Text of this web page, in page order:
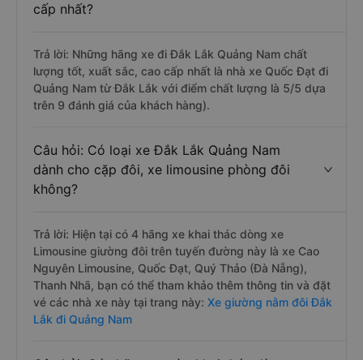
cấp nhất?
Trả lời: Những hãng xe đi Đắk Lắk Quảng Nam chất
lượng tốt, xuất sắc, cao cấp nhất là nhà xe Quốc Đạt đi
Quảng Nam từ Đắk Lắk với điểm chất lượng là 5/5 dựa
trên 9 đánh giá của khách hàng).
Câu hỏi: Có loại xe Đắk Lắk Quảng Nam
dành cho cặp đôi, xe limousine phòng đôi
không?
Trả lời: Hiện tại có 4 hãng xe khai thác dòng xe
Limousine giường đôi trên tuyến đường này là xe Cao
Nguyên Limousine, Quốc Đạt, Quý Thảo (Đà Nẵng),
Thanh Nhã, bạn có thể tham khảo thêm thông tin và đặt
vé các nhà xe này tại trang này: Xe giường nằm đôi Đắk
Lắk đi Quảng Nam